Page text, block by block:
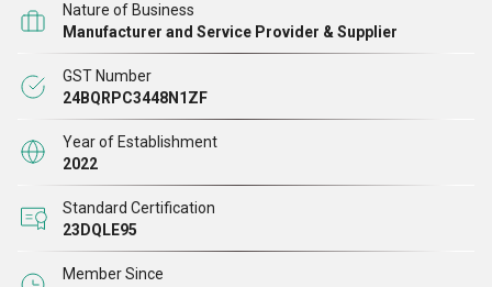
प्रीमियम गुणवत्ता और परीक्षण किए गए कच्चे माल का उपयोग करके
निर्मित, हमारे उत्पादों की गुणवत्ता अंतरराष्ट्रीय मानकों के अनुरूप
है। हम प्रत्येक आइटम को गुणवत्ता आश्वासन परीक्षणों की एक
श्रृंखला के माध्यम से पास करते हैं। ये परीक्षण यह निर्धारित करते हैं
कि हमारे प्रस्तावित उत्पादों की गुणवत्ता उस कीमत के लायक है या
नहीं जो हमारे ग्राहक उनके लिए चुकाते हैं। यह हमारी कंपनी की
दीर्घकालिक सफलता सुनिश्चित करने के लिए निर्धारित किया गया है.
Nature of Business
Manufacturer and Service Provider & Supplier
GST Number
24BQRPC3448N1ZF
Year of Establishment
2022
Standard Certification
23DQLE95
Member Since